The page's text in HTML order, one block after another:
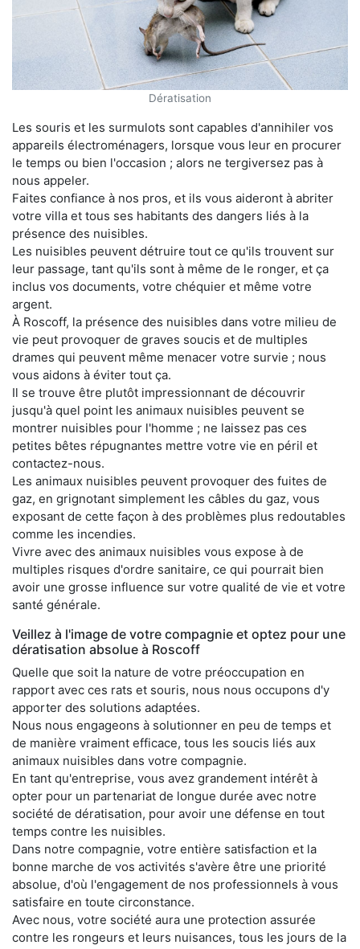
Dératisation
Les souris et les surmulots sont capables d'annihiler vos
appareils électroménagers, lorsque vous leur en procurer
le temps ou bien l'occasion ; alors ne tergiversez pas à
nous appeler.
Faites confiance à nos pros, et ils vous aideront à abriter
votre villa et tous ses habitants des dangers liés à la
présence des nuisibles.
Les nuisibles peuvent détruire tout ce qu'ils trouvent sur
leur passage, tant qu'ils sont à même de le ronger, et ça
inclus vos documents, votre chéquier et même votre
argent.
À Roscoff, la présence des nuisibles dans votre milieu de
vie peut provoquer de graves soucis et de multiples
drames qui peuvent même menacer votre survie ; nous
vous aidons à éviter tout ça.
Il se trouve être plutôt impressionnant de découvrir
jusqu'à quel point les animaux nuisibles peuvent se
montrer nuisibles pour l'homme ; ne laissez pas ces
petites bêtes répugnantes mettre votre vie en péril et
contactez-nous.
Les animaux nuisibles peuvent provoquer des fuites de
gaz, en grignotant simplement les câbles du gaz, vous
exposant de cette façon à des problèmes plus redoutables
comme les incendies.
Vivre avec des animaux nuisibles vous expose à de
multiples risques d'ordre sanitaire, ce qui pourrait bien
avoir une grosse influence sur votre qualité de vie et votre
santé générale.
Veillez à l'image de votre compagnie et optez pour une
dératisation absolue à Roscoff
Quelle que soit la nature de votre préoccupation en
rapport avec ces rats et souris, nous nous occupons d'y
apporter des solutions adaptées.
Nous nous engageons à solutionner en peu de temps et
de manière vraiment efficace, tous les soucis liés aux
animaux nuisibles dans votre compagnie.
En tant qu'entreprise, vous avez grandement intérêt à
opter pour un partenariat de longue durée avec notre
société de dératisation, pour avoir une défense en tout
temps contre les nuisibles.
Dans notre compagnie, votre entière satisfaction et la
bonne marche de vos activités s'avère être une priorité
absolue, d'où l'engagement de nos professionnels à vous
satisfaire en toute circonstance.
Avec nous, votre société aura une protection assurée
contre les rongeurs et leurs nuisances, tous les jours de la